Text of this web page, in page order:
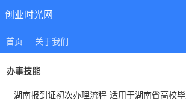
创业时光网
首页 关于我们
办事技能
湖南报到证初次办理流程-适用于湖南省高校